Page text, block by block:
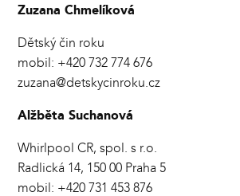
Zuzana Chmelíková
Dětský čin roku
mobil: +420 732 774 676
zuzana@detskycinroku.cz
Alžběta Suchanová
Whirlpool CR, spol. s r.o.
Radlická 14, 150 00 Praha 5
mobil: +420 731 453 876